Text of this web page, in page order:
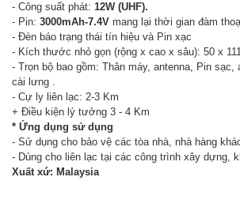
- Công suất phát: 12W (UHF).
- Pin: 3000mAh-7.4V mang lại thời gian đàm
- Đèn báo trạng thái tín hiệu và Pin xạc
- Kích thước nhỏ gọn (rộng x cao x sâu): 50 x
- Trọn bộ bao gồm: Thân máy, antenna, Pin sạc,
cài lưng .
- Cự ly liên lạc: 2-3 Km
+ Điều kiện lý tưởng 3 - 4 Km
* Ứng dụng sử dụng
- Sử dụng cho bảo vệ các tòa nhà, nhà hàng
- Dùng cho liên lạc tại các công trình xây dựng,
Xuất xứ: Malaysia